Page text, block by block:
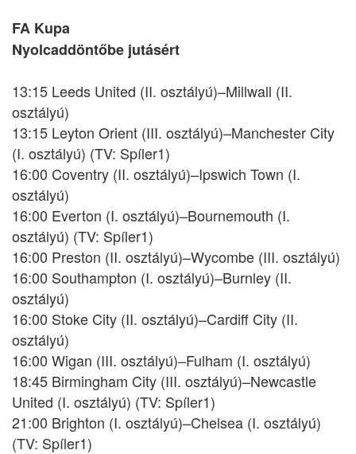
FA Kupa
Nyolcaddöntőbe jutásért
13:15 Leeds United (II. osztályú)–Millwall (II.
osztályú)
13:15 Leyton Orient (III. osztályú)–Manchester City
(I. osztályú) (TV: Spíler1)
16:00 Coventry (II. osztályú)–Ipswich Town (I.
osztályú)
16:00 Everton (I. osztályú)–Bournemouth (I.
osztályú) (TV: Spíler1)
16:00 Preston (II. osztályú)–Wycombe (III. osztályú)
16:00 Southampton (I. osztályú)–Burnley (II.
osztályú)
16:00 Stoke City (II. osztályú)–Cardiff City (II.
osztályú)
16:00 Wigan (III. osztályú)–Fulham (I. osztályú)
18:45 Birmingham City (III. osztályú)–Newcastle
United (I. osztályú) (TV: Spíler1)
21:00 Brighton (I. osztályú)–Chelsea (I. osztályú)
(TV: Spíler1)